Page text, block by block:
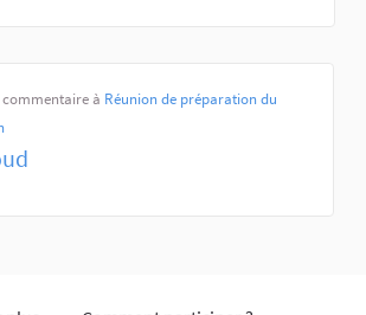
commentaire à Réunion de préparation du